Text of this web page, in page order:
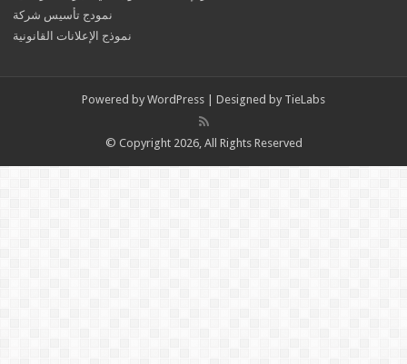
نمودج تأسيس شركة
نموذج الإعلانات القانونية
Powered by WordPress | Designed by TieLabs
© Copyright 2026, All Rights Reserved